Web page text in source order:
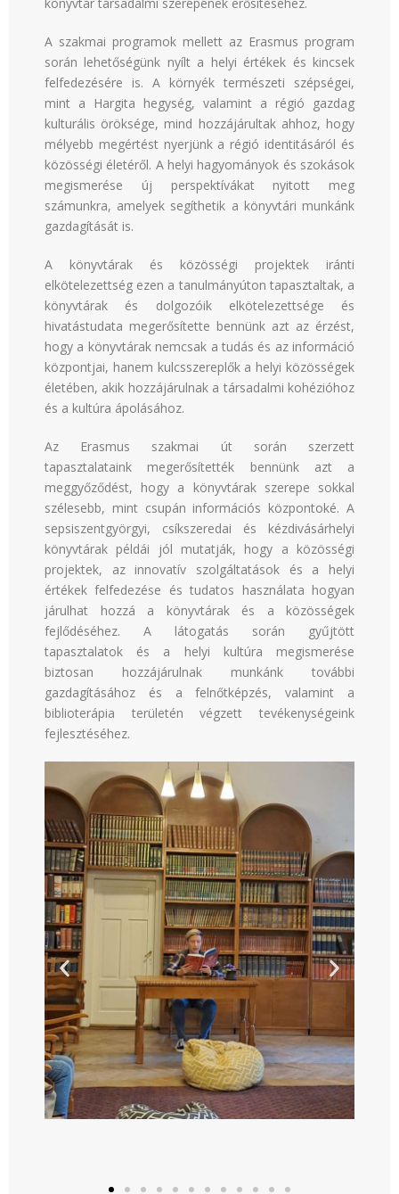
A szakmai programok mellett az Erasmus program
során lehetőségünk nyílt a helyi értékek és kincsek
felfedezésére is. A környék természeti szépségei,
mint a Hargita hegység, valamint a régió gazdag
kulturális öröksége, mind hozzájárultak ahhoz, hogy
mélyebb megértést nyerjünk a régió identitásáról és
közösségi életéről. A helyi hagyományok és szokások
megismerése új perspektívákat nyitott meg
számunkra, amelyek segíthetik a könyvtári munkánk
gazdagítását is.
A könyvtárak és közösségi projektek iránti
elkötelezettség ezen a tanulmányúton tapasztaltak, a
könyvtárak és dolgozóik elkötelezettsége és
hivatástudata megerősítette bennünk azt az érzést,
hogy a könyvtárak nemcsak a tudás és az információ
központjai, hanem kulcsszereplők a helyi közösségek
életében, akik hozzájárulnak a társadalmi kohézióhoz
és a kultúra ápolásához.
Az Erasmus szakmai út során szerzett
tapasztalataink megerősítették bennünk azt a
meggyőződést, hogy a könyvtárak szerepe sokkal
szélesebb, mint csupán információs központoké. A
sepsiszentgyörgyi, csíkszeredai és kézdivásárhelyi
könyvtárak példái jól mutatják, hogy a közösségi
projektek, az innovatív szolgáltatások és a helyi
értékek felfedezése és tudatos használata hogyan
járulhat hozzá a könyvtárak és a közösségek
fejlődéséhez. A látogatás során gyűjtött
tapasztalatok és a helyi kultúra megismerése
biztosan hozzájárulnak munkánk további
gazdagításához és a felnőtképzés, valamint a
biblioterápia területén végzett tevékenységeink
fejlesztéséhez.